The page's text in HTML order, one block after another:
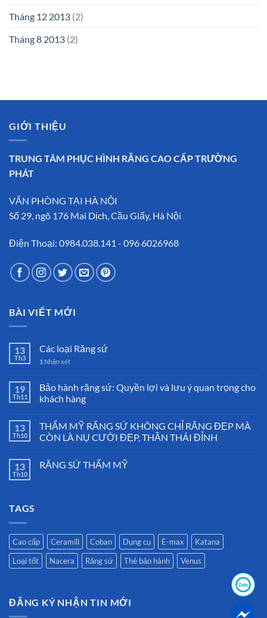
Tháng 12 2013 (2)
Tháng 8 2013 (2)
GIỚI THIỆU
TRUNG TÂM PHỤC HÌNH RĂNG CAO CẤP TRƯỜNG
PHÁT
VĂN PHÒNG TẠI HÀ NỘI
Số 29, ngõ 176 Mai Dịch, Cầu Giấy, Hà Nội
Điện Thoại: 0984.038.141 - 096 6026968
BÀI VIẾT MỚI
13
Th3
Các loại Răng sứ
1 Nhận xét
19
Th11
Bảo hành răng sứ: Quyền lợi và lưu ý quan trọng cho
khách hàng
13
Th10
THẨM MỸ RĂNG SỨ KHÔNG CHỈ RĂNG ĐẸP MÀ
CÒN LÀ NỤ CƯỜI ĐẸP, THẦN THÁI ĐỈNH
13
Th10
RĂNG SỨ THẨM MỸ
TAGS
Cao cấp Ceramill Coban Dụng cụ E-max
Katana
Loại tốt
Nacera Răng sứ Thẻ bảo hành Venus
ĐĂNG KÝ NHẬN TIN MỚI